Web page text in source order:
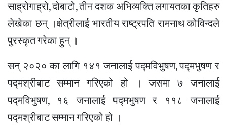
साह्रोगाह्रो, दोबाटो, तीन दशक अभिव्यक्ति लगायतका कृतिहरु
लेखेका छन् ।क्षेत्रीलाई भारतीय राष्ट्रपति रामनाथ कोविन्दले
पुरस्कृत गरेका हुन् ।
सन् २०२० का लागि १४१ जनालाई पद्मविभुषण, पद्मभुषण र
पद्मश्रीबाट सम्मान गरिएको हो । जसमा ७ जनालाई
पद्मविभुषण, १६ जनालाई पद्मभुषण र ११८ जनालाई
पद्मश्रीबाट सम्मान गरिएको हो ।